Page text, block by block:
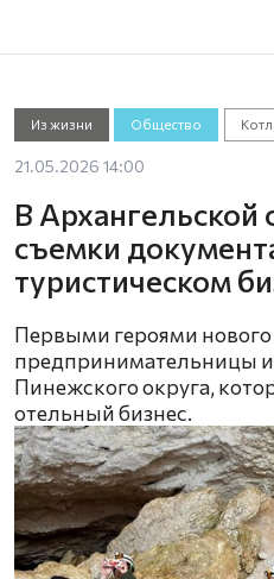
Из жизни Общество
21.05.2026 14:00
В
съемки
туристическом
Первыми героями
предпринимательницы
Пинежского округа,
отельный бизнес.